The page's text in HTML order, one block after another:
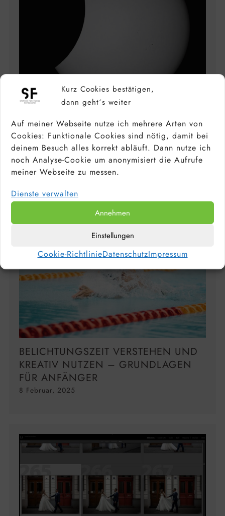
Kurz Cookies bestätigen,
dann geht´s weiter
Auf meiner Webseite nutze ich mehrere Arten von
Cookies: Funktionale Cookies sind nötig, damit bei
deinem Besuch alles korrekt abläuft. Dann nutze ich
noch Analyse-Cookie um anonymisiert die Aufrufe
meiner Webseite zu messen.
Dienste verwalten
Annehmen
Einstellungen
Cookie-RichtlinieDatenschutzImpressum
SONNENFINSTERNIS
FOTOGRAFIEREN – TIPPS UND
EINSTELLUNGEN
25 März, 2025
BELICHTUNGSZEIT VERSTEHEN UND
KREATIV NUTZEN – GRUNDLAGEN
FÜR ANFÄNGER
8 Februar, 2025